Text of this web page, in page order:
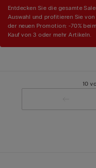
Entdecken Sie die gesamte
Auswahl und profitieren Sie von
der neuen Promotion: -70% beim
Kauf von 3 oder mehr Artikeln.
10